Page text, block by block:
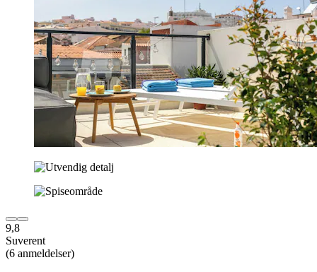
9,8
Suverent
(6 anmeldelser)